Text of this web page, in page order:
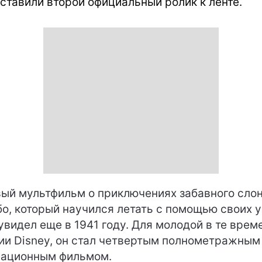
мультфильм о приключениях забавного
который научился летать с помощью своих
еще в 1941 году. Для молодой в те
Disney, он стал четвертым полнометражным
фильмом.